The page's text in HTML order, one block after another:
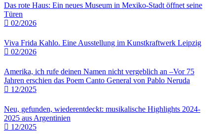
Das rote Haus: Ein neues Museum in Mexiko‑Stadt öffnet seine
Türen
02/2026
Viva Frida Kahlo. Eine Ausstellung im Kunstkraftwerk Leipzig
02/2026
Amerika, ich rufe deinen Namen nicht vergeblich an –Vor 75
Jahren erschien das Poem Canto General von Pablo Neruda
12/2025
Neu, gefunden, wiederentdeckt: musikalische Highlights 2024-
2025 aus Argentinien
12/2025